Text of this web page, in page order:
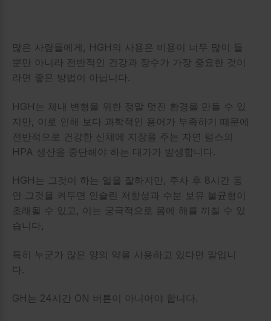
많은 사람들에게, HGH의 사용은 비용이 너무 많이 들
뿐만 아니라 전반적인 건강과 장수가 가장 중요한 것이
라면 좋은 방법이 아닙니다.
HGH는 체내 변형을 위한 정말 멋진 환경을 만들 수 있
지만, 이로 인해 보다 과학적인 용어가 부족하기 때문에
전반적으로 건강한 신체에 지장을 주는 자연 펄스의
HPA 생산을 중단해야 하는 대가가 발생합니다.
HGH는 그것이 하는 일을 잘하지만, 주사 후 8시간 동
안 그것을 켜두면 인슐린 저항성과 수분 보유 불균형이
초래될 수 있고, 이는 궁극적으로 몸에 해를 끼칠 수 있
습니다,
특히 누군가 많은 양의 약을 사용하고 있다면 말입니
다.
GH는 24시간 ON 버튼이 아니어야 합니다.